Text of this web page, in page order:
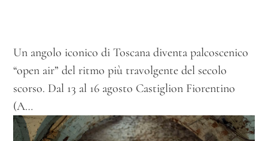
Un angolo iconico di Toscana diventa palcoscenico
“open air” del ritmo più travolgente del secolo
scorso. Dal 13 al 16 agosto Castiglion Fiorentino
(A…